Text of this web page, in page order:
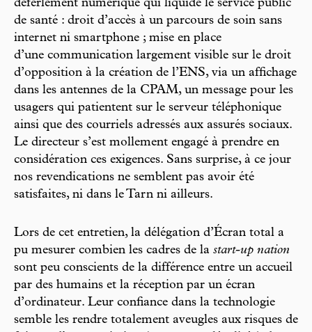
déferlement numérique qui liquide le service public
de santé : droit d’accès à un parcours de soin sans
internet ni smartphone ; mise en place
d’une communication largement visible sur le droit
d’opposition à la création de l’ENS, via un affichage
dans les antennes de la CPAM, un message pour les
usagers qui patientent sur le serveur téléphonique
ainsi que des courriels adressés aux assurés sociaux.
Le directeur s’est mollement engagé à prendre en
considération ces exigences. Sans surprise, à ce jour
nos revendications ne semblent pas avoir été
satisfaites, ni dans le Tarn ni ailleurs.
Lors de cet entretien, la délégation d’Écran total a
pu mesurer combien les cadres de la start-up nation
sont peu conscients de la différence entre un accueil
par des humains et la réception par un écran
d’ordinateur. Leur confiance dans la technologie
semble les rendre totalement aveugles aux risques de